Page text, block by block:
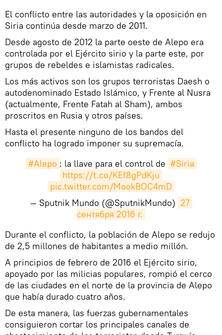
El conflicto entre las autoridades y la oposición en
Siria continúa desde marzo de 2011.
Desde agosto de 2012 la parte oeste de Alepo era
controlada por el Ejército sirio y la parte este, por
grupos de rebeldes e islamistas radicales.
Los más activos son los grupos terroristas Daesh o
autodenominado Estado Islámico, y Frente al Nusra
(actualmente, Frente Fatah al Sham), ambos
proscritos en Rusia y otros países.
Hasta el presente ninguno de los bandos del
conflicto ha logrado imponer su supremacía.
#Alepo : la llave para el control de #Siria
https://t.co/KEf8gPdKju
pic.twitter.com/MookBOC4mD
— Sputnik Mundo (@SputnikMundo) 27
сентября 2016 г.
​Durante el conflicto, la población de Alepo se redujo
de 2,5 millones de habitantes a medio millón.
A principios de febrero de 2016 el Ejército sirio,
apoyado por las milicias populares, rompió el cerco
de las ciudades en el norte de la provincia de Alepo
que había durado cuatro años.
De esta manera, las fuerzas gubernamentales
consiguieron cortar los principales canales de